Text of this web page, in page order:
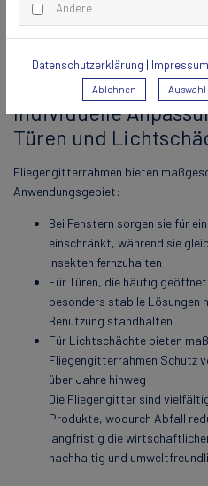
Im Vergleich zu günstigeren
Individuelle
Türen und
Fliegengitterrahmen bieten
Anwendungsgebiet:
Bei Fenstern sorgen sie für
einschränkt, während sie
Insekten fernzuhalten
Für Türen, die häufig
besonders stabile Lösungen
Benutzung standhalten
Für Lichtschächte bieten
Fliegengitterrahmen Schutz
über Jahre hinweg
Die Fliegengitter sind
Produkte, wodurch Abfall
langfristig die
nachhaltig und
Andere
Datenschutzerklärung | Impressum
Ablehnen